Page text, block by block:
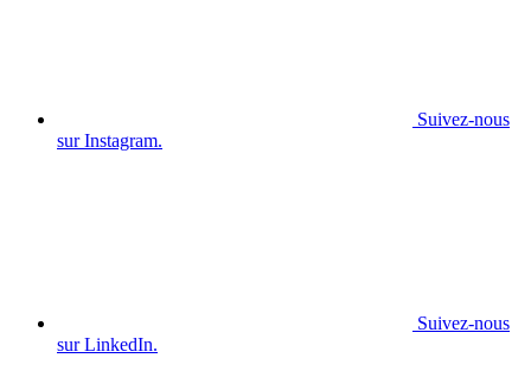
Suivez-nous
sur Instagram.
Suivez-nous
sur LinkedIn.